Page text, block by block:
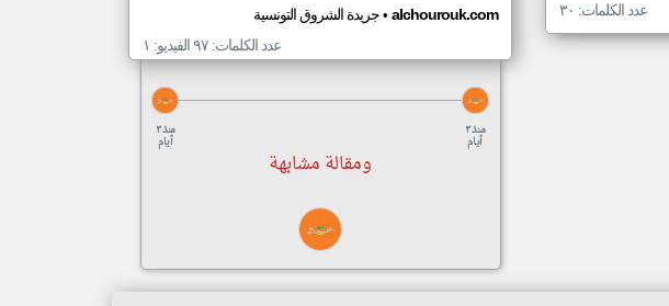
عدد الكلمات: ٣٠ جريدة الشروق التونسية• alchourouk.com
عدد الكلمات: ٩٧ الفيديو: ١
منذ ٣
أيام
منذ ٣
أيام
ومقالة مشابهة